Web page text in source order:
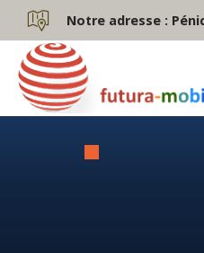
Notre adresse :